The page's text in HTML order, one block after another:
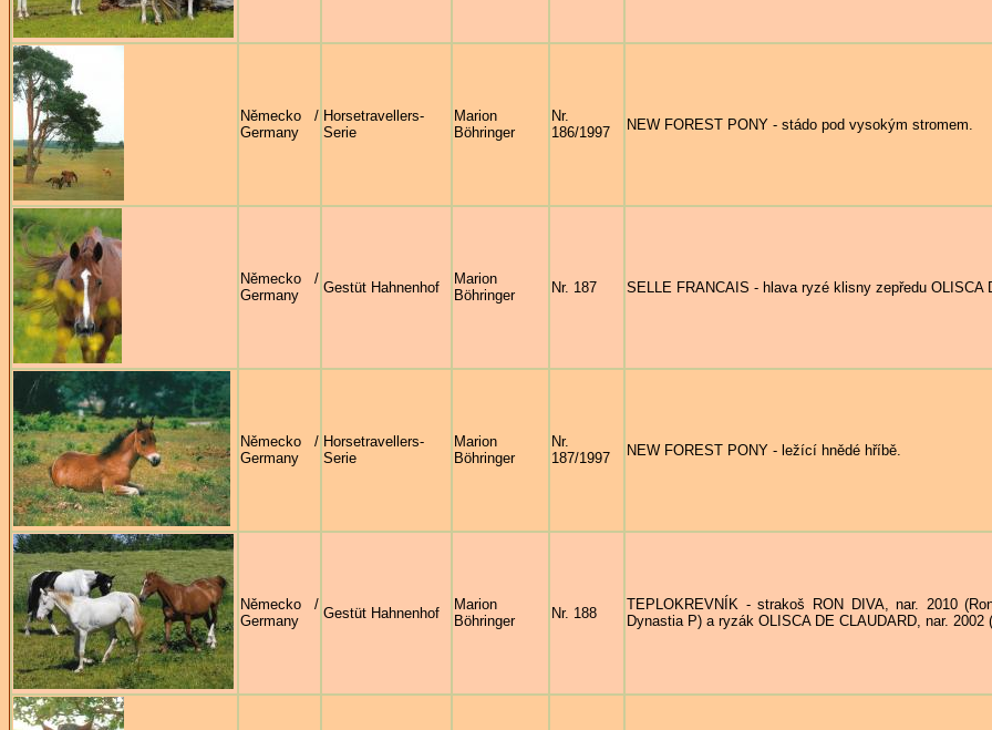
Německo /
Germany
Horsetravellers-
Serie
Marion
Böhringer
Nr.
186/1997
NEW FOREST PONY - stádo pod vysokým stromem.
Německo /
Germany
Gestüt Hahnenhof
Marion
Böhringer
Nr. 187 SELLE FRANCAIS - hlava ryzé klisny zepředu OLISCA
Německo /
Germany
Horsetravellers-
Serie
Marion
Böhringer
Nr.
187/1997
NEW FOREST PONY - ležící hnědé hříbě.
Německo /
Germany
Gestüt Hahnenhof
Marion
Böhringer
Nr. 188
TEPLOKREVNÍK - strakoš RON DIVA, nar. 2010
Dynastia P) a ryzák OLISCA DE CLAUDARD, nar. 2002